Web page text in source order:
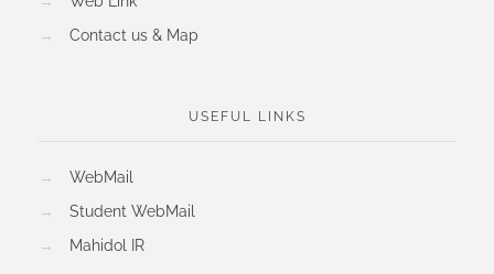
→
Contact us & Map
USEFUL LINKS
→
WebMail
→
Student WebMail
→
Mahidol IR